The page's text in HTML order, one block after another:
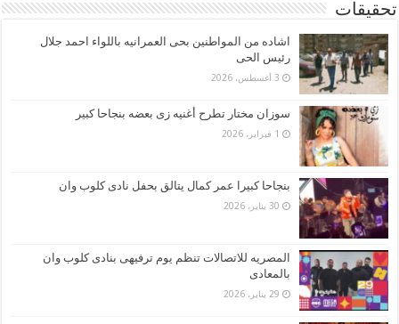
تحقيقات
اشاده من المواطنين بحى العمرانيه باللواء احمد جلال
رئيس الحى
3 أغسطس، 2026
سوزان مختار تطرح أغنيه زى بعضه بنجاحا كبير
1 فبراير، 2026
بنجاحا كبيرا عمر كمال يتالق بحفل نادى كلوب وان
30 يناير، 2026
المصريه للاتصالات تنظم يوم ترفيهى بنادى كلوب وان
بالمعادى
29 يناير، 2026